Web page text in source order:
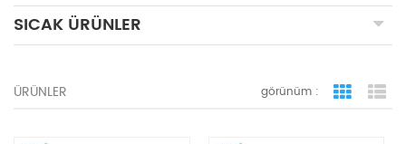
SICAK ÜRÜNLER
ÜRÜNLER görünüm : ızgara